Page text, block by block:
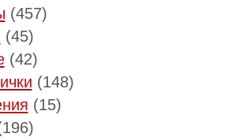
(457)
(45)
(42)
(148)
(15)